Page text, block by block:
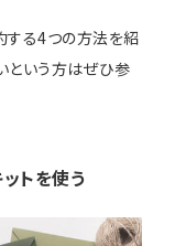
する4つの方法を紹
という方はぜひ参
トを使う